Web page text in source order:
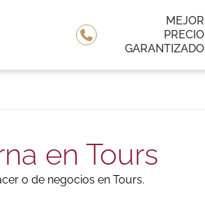
MEJOR
PRECIO
GARANTIZADO
en Tours
o de negocios en Tours.